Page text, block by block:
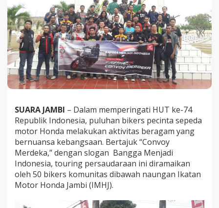
s
i
a
,
I
n
i
D
i
a
r
a
U
n
i
k
K
o
m
u
n
SUARA JAMBI – Dalam memperingati HUT ke-74
Republik Indonesia, puluhan bikers pecinta sepeda
motor Honda melakukan aktivitas beragam yang
bernuansa kebangsaan. Bertajuk “Convoy
Merdeka,” dengan slogan Bangga Menjadi
Indonesia, touring persaudaraan ini diramaikan
oleh 50 bikers komunitas dibawah naungan Ikatan
Motor Honda Jambi (IMHJ).